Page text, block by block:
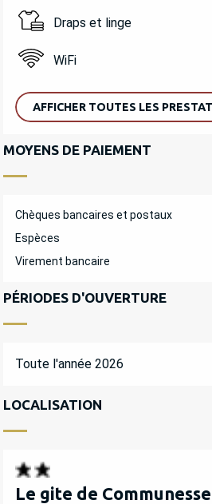
Draps et linge
WiFi
AFFICHER TOUTES LES
MOYENS DE PAIEMENT
Chèques bancaires et postaux
Espèces
Virement bancaire
PÉRIODES D'OUVERTURE
Toute l'année 2026
LOCALISATION
Le gite de